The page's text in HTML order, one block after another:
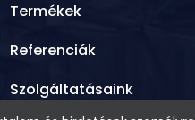
Termékek
Referenciák
Szolgáltatásaink